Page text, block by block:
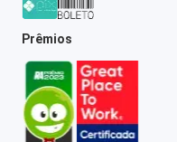
Prêmios